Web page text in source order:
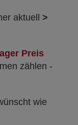
aktuell >
Preis
zählen -
wie